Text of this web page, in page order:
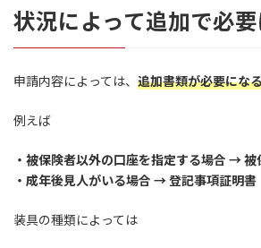
状況によって追加で必
申請内容によっては、 追加書類が必要にな
例えば
・被保険者以外の口座を指定する場合 →
・成年後見人がいる場合 → 登記事項証明書
装具の種類によっては